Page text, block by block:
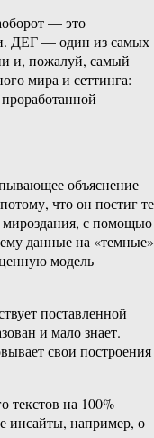
— это
ДЕГ — один из самых
и, пожалуй, самый
мира и сеттинга:
объяснение
что он постиг те
мироздания, с помощью
данные на «темные»
модель
поставленной
и мало знает.
свои построения
текстов на 100%
инсайты, например, о